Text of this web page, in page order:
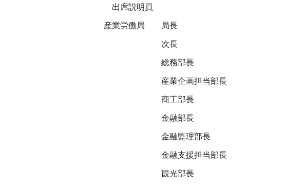
出席説明員
産業労働局 局長
次長
総務部長
産業企画担当部長
商工部長
金融部長
金融監理部長
金融支援担当部長
観光部長